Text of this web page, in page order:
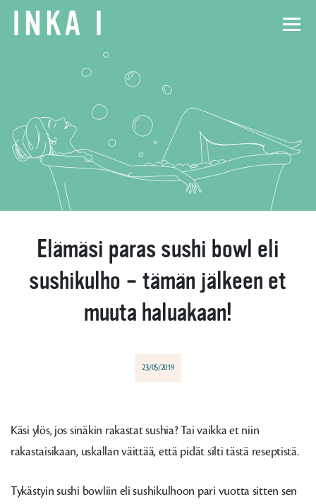
INKA I
Elämäsi paras sushi bowl eli
sushikulho – tämän jälkeen et
muuta haluakaan!
23/05/2019
Käsi ylös, jos sinäkin rakastat sushia? Tai vaikka et niin
rakastaisikaan, uskallan väittää, että pidät silti tästä reseptistä.
Tykästyin sushi bowliin eli sushikulhoon pari vuotta sitten sen